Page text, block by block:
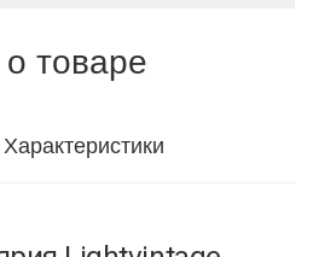
товаре
Характеристики